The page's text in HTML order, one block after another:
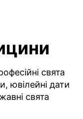
свята
ювілейні дати
свята